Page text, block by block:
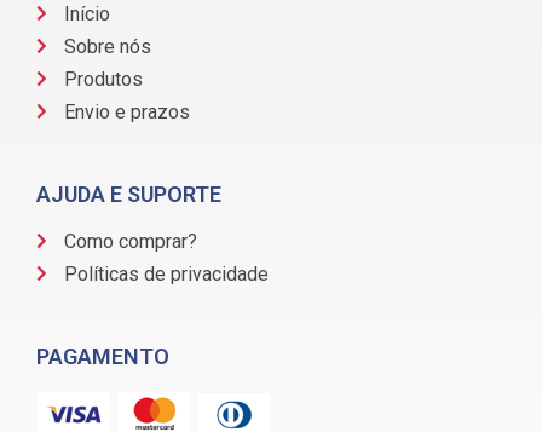
Início
Sobre nós
Produtos
Envio e prazos
AJUDA E SUPORTE
Como comprar?
Políticas de privacidade
PAGAMENTO